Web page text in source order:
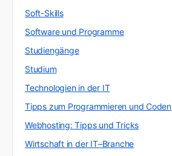
Soft-Skills
Software und Programme
Studiengänge
Studium
Technologien in der IT
Tipps zum Programmieren und Coden
Webhosting: Tipps und Tricks
Wirtschaft in der IT–Branche